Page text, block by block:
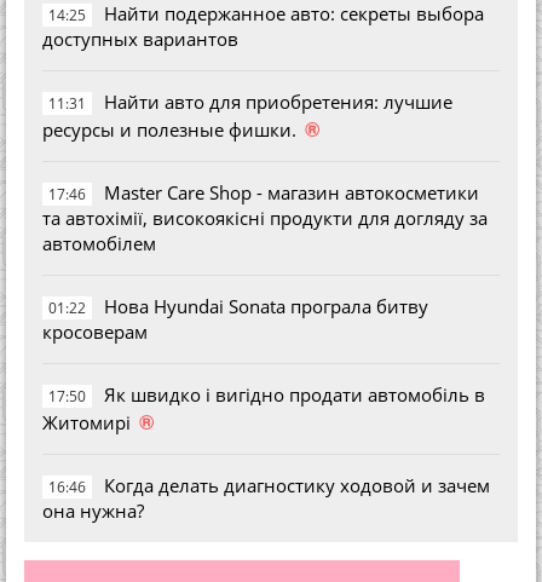
14:25
Найти подержанное авто: секреты выбора
доступных вариантов
11:31
Найти авто для приобретения: лучшие
ресурсы и полезные фишки. ®
17:46
Master Care Shop - магазин автокосметики
та автохімії, високоякісні продукти для догляду за
автомобілем
01:22
Нова Hyundai Sonata програла битву
кросоверам
17:50
Як швидко і вигідно продати автомобіль в
Житомирі ®
16:46
Когда делать диагностику ходовой и зачем
она нужна?